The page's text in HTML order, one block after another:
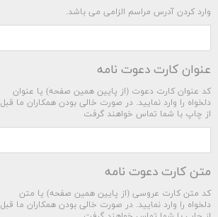
وارد کردن آدرس مراسم الزامی می باشد.
عنوان کارت دعوت نامه
کد عنوان کارت دعوت (از پایین همین صفحه) یا عنوان
دلخواه را وارد نمایید. در صورت خالی بودن همکاران ما قبل
از چاپ با شما تماس خواهند گرفت
متن کارت دعوت نامه
کد متن کارت عروسی (از پایین همین صفحه) یا متن
دلخواه را وارد نمایید. در صورت خالی بودن همکاران ما قبل